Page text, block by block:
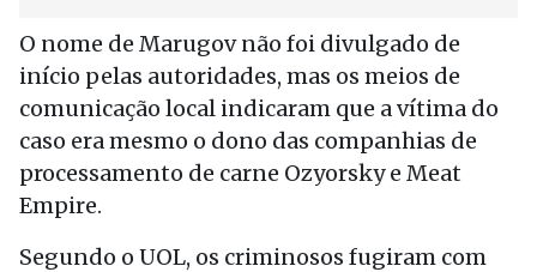
O nome de Marugov não foi divulgado de
início pelas autoridades, mas os meios de
comunicação local indicaram que a vítima do
caso era mesmo o dono das companhias de
processamento de carne Ozyorsky e Meat
Empire.
Segundo o UOL, os criminosos fugiram com